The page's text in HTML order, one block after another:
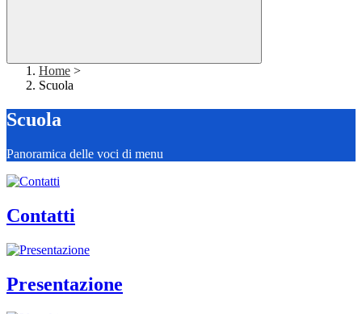
Home >
Scuola
Scuola
Panoramica delle voci di menu
Contatti
Presentazione